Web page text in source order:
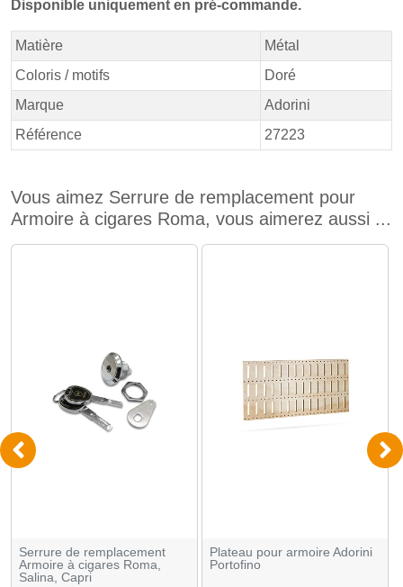
Disponible uniquement en pré-commande.
Matière
Métal
Coloris / motifs
Doré
Marque
Adorini
Référence
27223
Vous aimez Serrure de remplacement pour
Armoire à cigares Roma, vous aimerez aussi ...
Serrure de remplacement
Armoire à cigares Roma,
Salina, Capri
Plateau pour armoire Adorini
Portofino